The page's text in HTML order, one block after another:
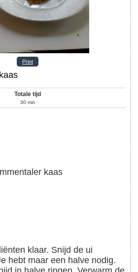
Print
Totale tijd
30 min
kaas
hebt maar een halve nodig.